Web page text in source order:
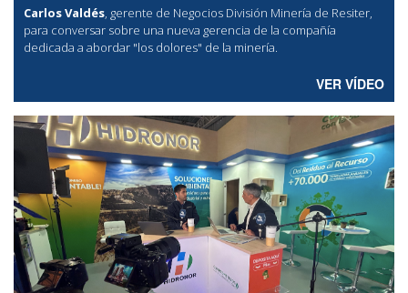
Carlos Valdés, gerente de Negocios División Minería de Resiter,
para conversar sobre una nueva gerencia de la compañía
dedicada a abordar "los dolores" de la minería.
VER VÍDEO